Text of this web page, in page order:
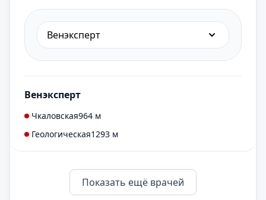
Венэксперт
Венэксперт
Чкаловская964 м
Геологическая1293 м
Показать eщё врачей